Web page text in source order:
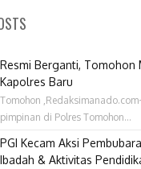
Resmi Berganti, Tomohon
Kapolres Baru
Tomohon
pimpinan di Polres Tomohon...
PGI Kecam Aksi
Ibadah & Aktivitas